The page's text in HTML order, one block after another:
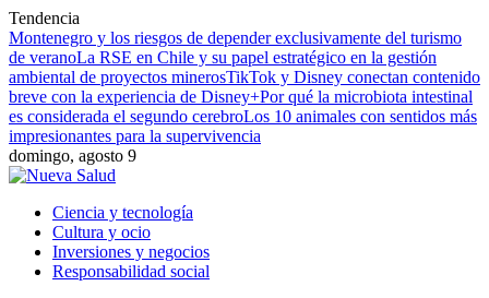
Tendencia
Montenegro y los riesgos de depender exclusivamente del turismo
de veranoLa RSE en Chile y su papel estratégico en la gestión
ambiental de proyectos minerosTikTok y Disney conectan contenido
breve con la experiencia de Disney+Por qué la microbiota intestinal
es considerada el segundo cerebroLos 10 animales con sentidos más
impresionantes para la supervivencia
domingo, agosto 9
Ciencia y tecnología
Cultura y ocio
Inversiones y negocios
Responsabilidad social